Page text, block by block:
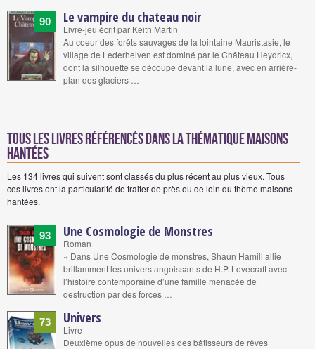
90 Le vampire du chateau noir
Livre-jeu écrit par Keith Martin
Au coeur des forêts sauvages de la lointaine Mauristasie, le
village de Lederhelven est dominé par le Château Heydricx,
dont la silhouette se découpe devant la lune, avec en arrière-
plan des glaciers …
Tous les livres référencés dans la thématique maisons
hantées
Les 134 livres qui suivent sont classés du plus récent au plus vieux. Tous
ces livres ont la particularité de traiter de près ou de loin du thème maisons
hantées.
93 Une Cosmologie de Monstres
Roman
« Dans Une Cosmologie de monstres, Shaun Hamill allie
brillamment les univers angoissants de H.P. Lovecraft avec
l’histoire contemporaine d’une famille menacée de
destruction par des forces …
73 Univers
Livre
Deuxième opus de nouvelles des bâtisseurs de rêves